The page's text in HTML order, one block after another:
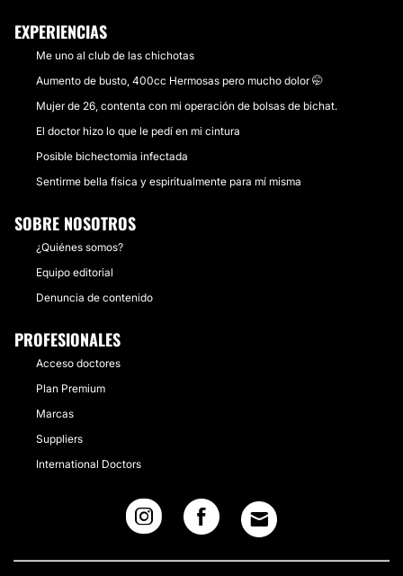
EXPERIENCIAS
Me uno al club de las chichotas
Aumento de busto, 400cc Hermosas pero mucho dolor 🤭
Mujer de 26, contenta con mi operación de bolsas de bichat.
El doctor hizo lo que le pedí en mi cintura
Posible bichectomia infectada
Sentirme bella física y espiritualmente para mí misma
SOBRE NOSOTROS
¿Quiénes somos?
Equipo editorial
Denuncia de contenido
PROFESIONALES
Acceso doctores
Plan Premium
Marcas
Suppliers
International Doctors